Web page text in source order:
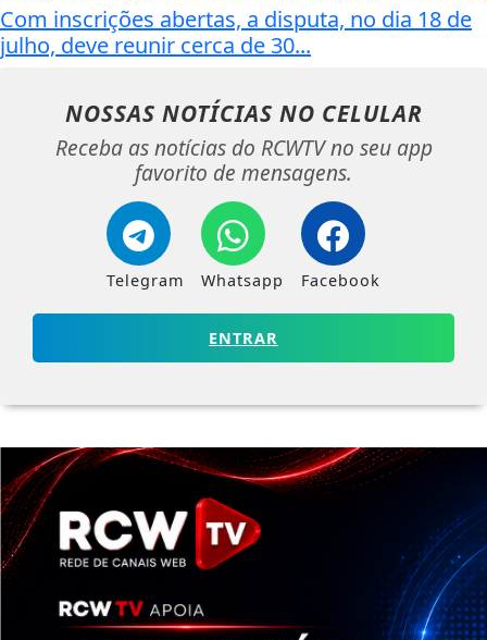
Com inscrições abertas, a disputa, no dia 18 de
julho, deve reunir cerca de 30...
NOSSAS NOTÍCIAS NO CELULAR
Receba as notícias do RCWTV no seu app
favorito de mensagens.
Telegram Whatsapp Facebook
ENTRAR